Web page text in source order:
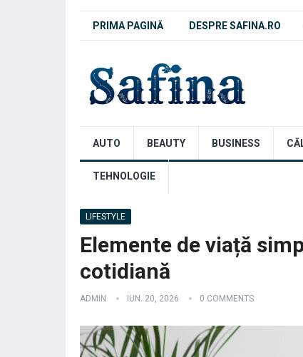
PRIMA PAGINĂ DESPRE SAFINA.RO
AUTO BEAUTY BUSINESS
TEHNOLOGIE
LIFESTYLE
Elemente de viață
cotidiană
ADMIN IUN. 20, 2026 0 COMMENTS